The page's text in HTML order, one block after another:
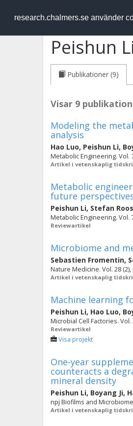
research.chalmers.se använder
RESEARCH
Peishun Li
Publikationer (9)
Visar 9
Modeling the
analysis
Hao Luo, Peishun Li,
Metabolic Engineering. Vol.
Artikel i vetenskaplig
Metabolic
future
Peishun Li, Stefan Roos
Metabolic Engineering. Vol.
Reviewartikel
Microbiome and
Sebastien Fromentin,
Nature Medicine. Vol. 28 (2),
Artikel i vetenskaplig
Machine learning
Peishun Li, Hao Luo,
Microbial Cell Factories. Vol.
Reviewartikel
Visa projekt
One-year
counteracts a
mineral density
Peishun Li, Boyang Ji,
npj Biofilms and
Artikel i vetenskaplig